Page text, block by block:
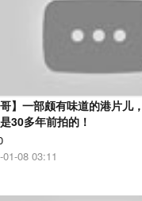
哥】一部颇有味道的港片儿
30多年前拍的！
01-08 03:11